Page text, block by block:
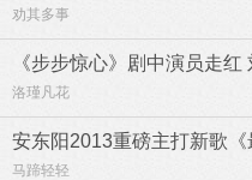
劝其多事
《步步惊心》剧中演员走
洛瑾凡花
安东阳2013重磅主打新歌《
马蹄轻轻